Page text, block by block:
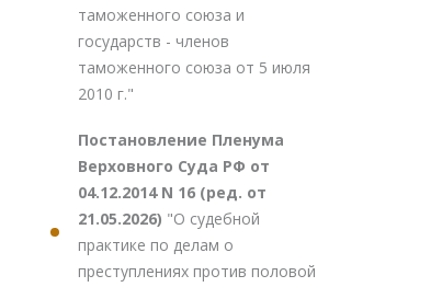
таможенного союза и
государств - членов
таможенного союза от 5 июля
2010 г."
Постановление Пленума
Верховного Суда РФ от
04.12.2014 N 16 (ред. от
21.05.2026) "О судебной
практике по делам о
преступлениях против половой